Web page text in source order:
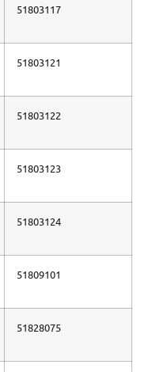
51803117
51803121
51803122
51803123
51803124
51809101
51828075